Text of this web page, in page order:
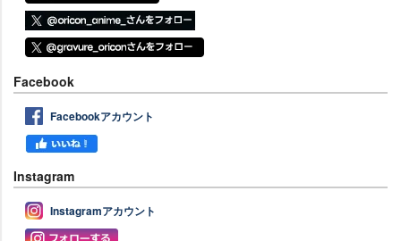
Facebook
Facebookアカウント
Instagram
Instagramアカウント